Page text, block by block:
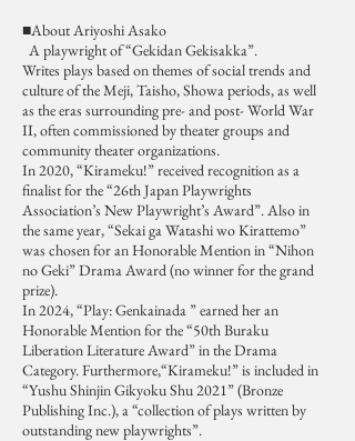
■About Ariyoshi Asako
A playwright of “Gekidan Gekisakka”.
Writes plays based on themes of social trends and
culture of the Meji, Taisho, Showa periods, as well
as the eras surrounding pre- and post- World War
II, often commissioned by theater groups and
community theater organizations.
In 2020, “Kirameku!” received recognition as a
finalist for the “26th Japan Playwrights
Association’s New Playwright’s Award”. Also in
the same year, “Sekai ga Watashi wo Kirattemo”
was chosen for an Honorable Mention in “Nihon
no Geki” Drama Award (no winner for the grand
prize).
In 2024, “Play: Genkainada ” earned her an
Honorable Mention for the “50th Buraku
Liberation Literature Award” in the Drama
Category. Furthermore,“Kirameku!” is included in
“Yushu Shinjin Gikyoku Shu 2021” (Bronze
Publishing Inc.), a “collection of plays written by
outstanding new playwrights”.